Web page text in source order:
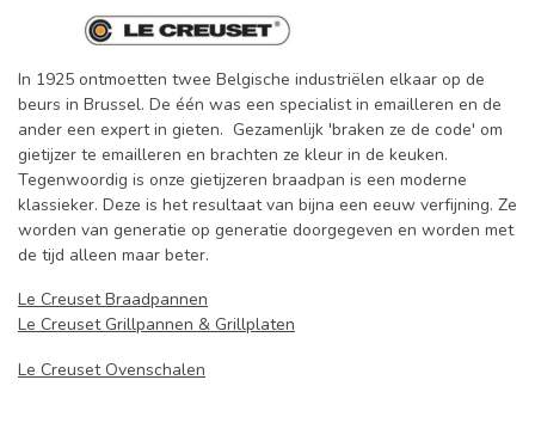
In 1925 ontmoetten twee Belgische industriëlen elkaar op de
beurs in Brussel. De één was een specialist in emailleren en de
ander een expert in gieten. Gezamenlijk 'braken ze de code' om
gietijzer te emailleren en brachten ze kleur in de keuken.
Tegenwoordig is onze gietijzeren braadpan is een moderne
klassieker. Deze is het resultaat van bijna een eeuw verfijning. Ze
worden van generatie op generatie doorgegeven en worden met
de tijd alleen maar beter.
Le Creuset Braadpannen
Le Creuset Grillpannen & Grillplaten
Le Creuset Ovenschalen